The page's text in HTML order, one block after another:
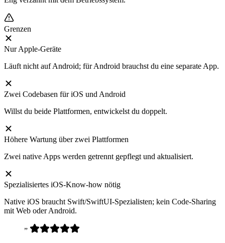
Grenzen
Nur Apple-Geräte
Läuft nicht auf Android; für Android brauchst du eine separate App.
Zwei Codebasen für iOS und Android
Willst du beide Plattformen, entwickelst du doppelt.
Höhere Wartung über zwei Plattformen
Zwei native Apps werden getrennt gepflegt und aktualisiert.
Spezialisiertes iOS-Know-how nötig
Native iOS braucht Swift/SwiftUI-Spezialisten; kein Code-Sharing
mit Web oder Android.
”